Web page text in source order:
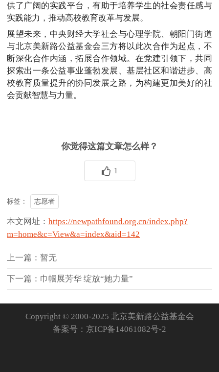
供了广阔的实践平台，有助于培养学生的社会责任感与
实践能力，推动高校教育改革与发展。
展望未来，中央财经大学社会与心理学院、朝阳门街道
与北京美新路公益基金会三方将以此次合作为起点，不
断深化合作内涵，拓展合作领域。在党建引领下，共同
探索出一条公益事业蓬勃发展、基层社区和谐进步、高
校教育质量提升的协同发展之路，为构建更加美好的社
会贡献智慧与力量。
你觉得这篇文章怎么样？
1
标签： 志愿者
本文网址： https://newpathfound.org.cn/index.php?
m=home&c=View&a=index&aid=142
上一篇：暂无
下一篇：巾帼展芳华 绽放“她力量”
Copyright © 2000-2025 北京美新路公益基金会
备案号： 京ICP备14061082号-2